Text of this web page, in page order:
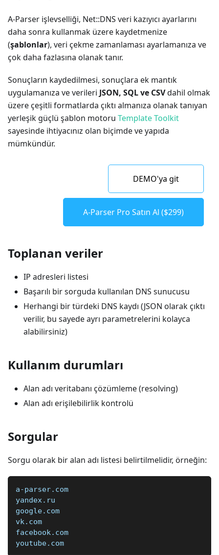
A-Parser işlevselliği, Net::DNS veri kazıyıcı ayarlarını
daha sonra kullanmak üzere kaydetmenize
(şablonlar), veri çekme zamanlaması ayarlamanıza ve
çok daha fazlasına olanak tanır.
Sonuçların kaydedilmesi, sonuçlara ek mantık
uygulamanıza ve verileri JSON, SQL ve CSVdahil olmak
üzere çeşitli formatlarda çıktı almanıza olanak tanıyan
yerleşik güçlü şablon motoru Template Toolkit
sayesinde ihtiyacınız olan biçimde ve yapıda
mümkündür.
DEMO'ya git
A-Parser Pro Satın Al ($299)
Toplanan veriler
IP adresleri listesi
Başarılı bir sorguda kullanılan DNS sunucusu
Herhangi bir türdeki DNS kaydı (JSON olarak çıktı
verilir, bu sayede ayrı parametrelerini kolayca
alabilirsiniz)
Kullanım durumları
Alan adı veritabanı çözümleme (resolving)
Alan adı erişilebilirlik kontrolü
Sorgular
Sorgu olarak bir alan adı listesi belirtilmelidir, örneğin:
a-parser.com
yandex.ru
google.com
vk.com
facebook.com
youtube.com